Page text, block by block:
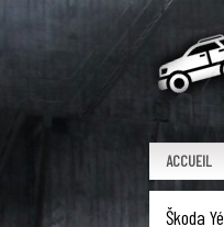
ACCUEIL
Škoda